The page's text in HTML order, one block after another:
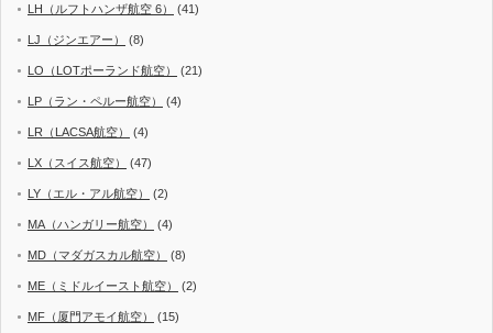
LH（ルフトハンザ航空 6） (41)
LJ（ジンエアー） (8)
LO（LOTポーランド航空） (21)
LP（ラン・ペルー航空） (4)
LR（LACSA航空） (4)
LX（スイス航空） (47)
LY（エル・アル航空） (2)
MA（ハンガリー航空） (4)
MD（マダガスカル航空） (8)
ME（ミドルイースト航空） (2)
MF（厦門アモイ航空） (15)